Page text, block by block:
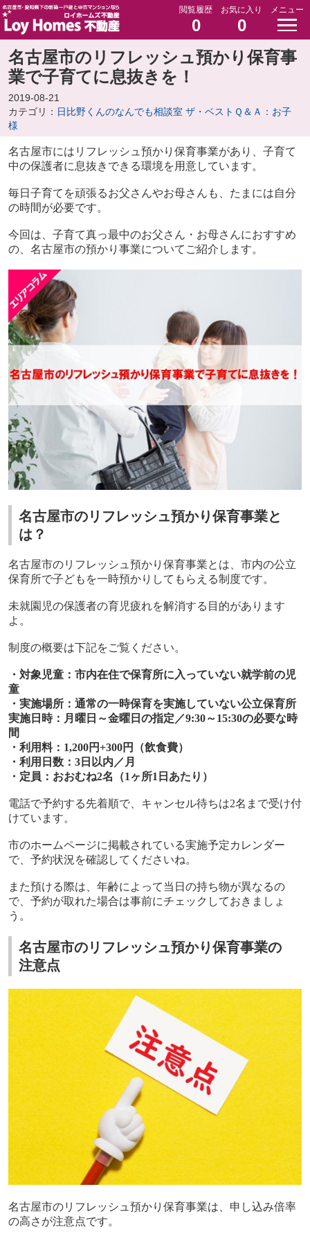
閲覧履歴
0
お気に入り
0
メニュー
名古屋市のリフレッシュ預かり保育事
業で子育てに息抜きを！
2019-08-21
カテゴリ： 日比野くんのなんでも相談室 ザ・ベストＱ＆Ａ：お子
様
名古屋市にはリフレッシュ預かり保育事業があり、子育て
中の保護者に息抜きできる環境を用意しています。
毎日子育てを頑張るお父さんやお母さんも、たまには自分
の時間が必要です。
今回は、子育て真っ最中のお父さん・お母さんにおすすめ
の、名古屋市の預かり事業についてご紹介します。
名古屋市のリフレッシュ預かり保育事業と
は？
名古屋市のリフレッシュ預かり保育事業とは、市内の公立
保育所で子どもを一時預かりしてもらえる制度です。
未就園児の保護者の育児疲れを解消する目的があります
よ。
制度の概要は下記をご覧ください。
・対象児童：市内在住で保育所に入っていない就学前の児
童
・実施場所：通常の一時保育を実施していない公立保育所
実施日時：月曜日～金曜日の指定／9:30～15:30の必要な時
間
・利用料： 1,200円+300円（飲食費）
・利用日数： 3日以内／月
・定員：おおむね2名（1ヶ所1 日あたり）
電話で予約する先着順で、キャンセル待ちは2名まで受け付
けています。
市のホームページに掲載されている実施予定カレンダー
で、予約状況を確認してくださいね。
また預ける際は、年齢によって当日の持ち物が異なるの
で、予約が取れた場合は事前にチェックしておきましょ
う。
名古屋市のリフレッシュ預かり保育事業の
注意点
名古屋市のリフレッシュ預かり保育事業は、申し込み倍率
の高さが注意点です。